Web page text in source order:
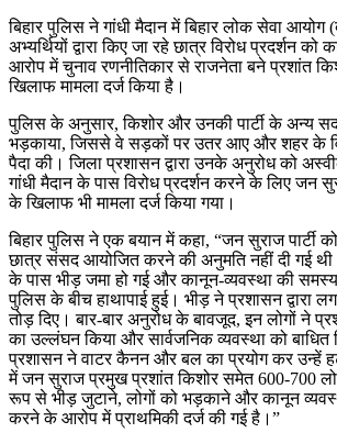
बिहार पुलिस ने गांधी मैदान में बिहार लोक सेवा आयोग
अभ्यर्थियों द्वारा किए जा रहे छात्र विरोध प्रदर्शन
आरोप में चुनाव रणनीतिकार से राजनेता बने प्रशांत
खिलाफ मामला दर्ज किया है।
पुलिस के अनुसार, किशोर और उनकी पार्टी के अन्य
भड़काया, जिससे वे सड़कों पर उतर आए और शहर के
पैदा की। जिला प्रशासन द्वारा उनके अनुरोध को
गांधी मैदान के पास विरोध प्रदर्शन करने के लिए जन
के खिलाफ भी मामला दर्ज किया गया।
बिहार पुलिस ने एक बयान में कहा, “जन सुराज पार्टी
छात्र संसद आयोजित करने की अनुमति नहीं दी गई
के पास भीड़ जमा हो गई और कानून-व्यवस्था की
पुलिस के बीच हाथापाई हुई। भीड़ ने प्रशासन द्वारा
तोड़ दिए। बार-बार अनुरोध के बावजूद, इन लोगों ने
का उल्लंघन किया और सार्वजनिक व्यवस्था को बाधित
प्रशासन ने वाटर कैनन और बल का प्रयोग कर उन्हें
में जन सुराज प्रमुख प्रशांत किशोर समेत 600-700
रूप से भीड़ जुटाने, लोगों को भड़काने और कानून
करने के आरोप में प्राथमिकी दर्ज की गई है।”